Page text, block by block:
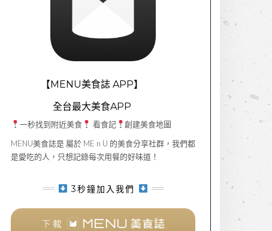
【MENU美食誌 APP】
全台最大美食APP
一秒找到附近美食 看食記
創建美食地圖
MENU美食誌是 屬於 ME n U 的美食分享社群，我們都
是愛吃的人，只想記錄每次用餐的好味道！
3秒鐘加入我們